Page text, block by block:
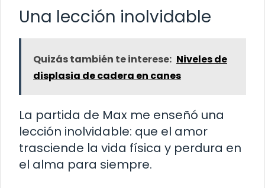
Una lección inolvidable
Quizás también te interese: Niveles de
displasia de cadera en canes
La partida de Max me enseñó una
lección inolvidable: que el amor
trasciende la vida física y perdura en
el alma para siempre.